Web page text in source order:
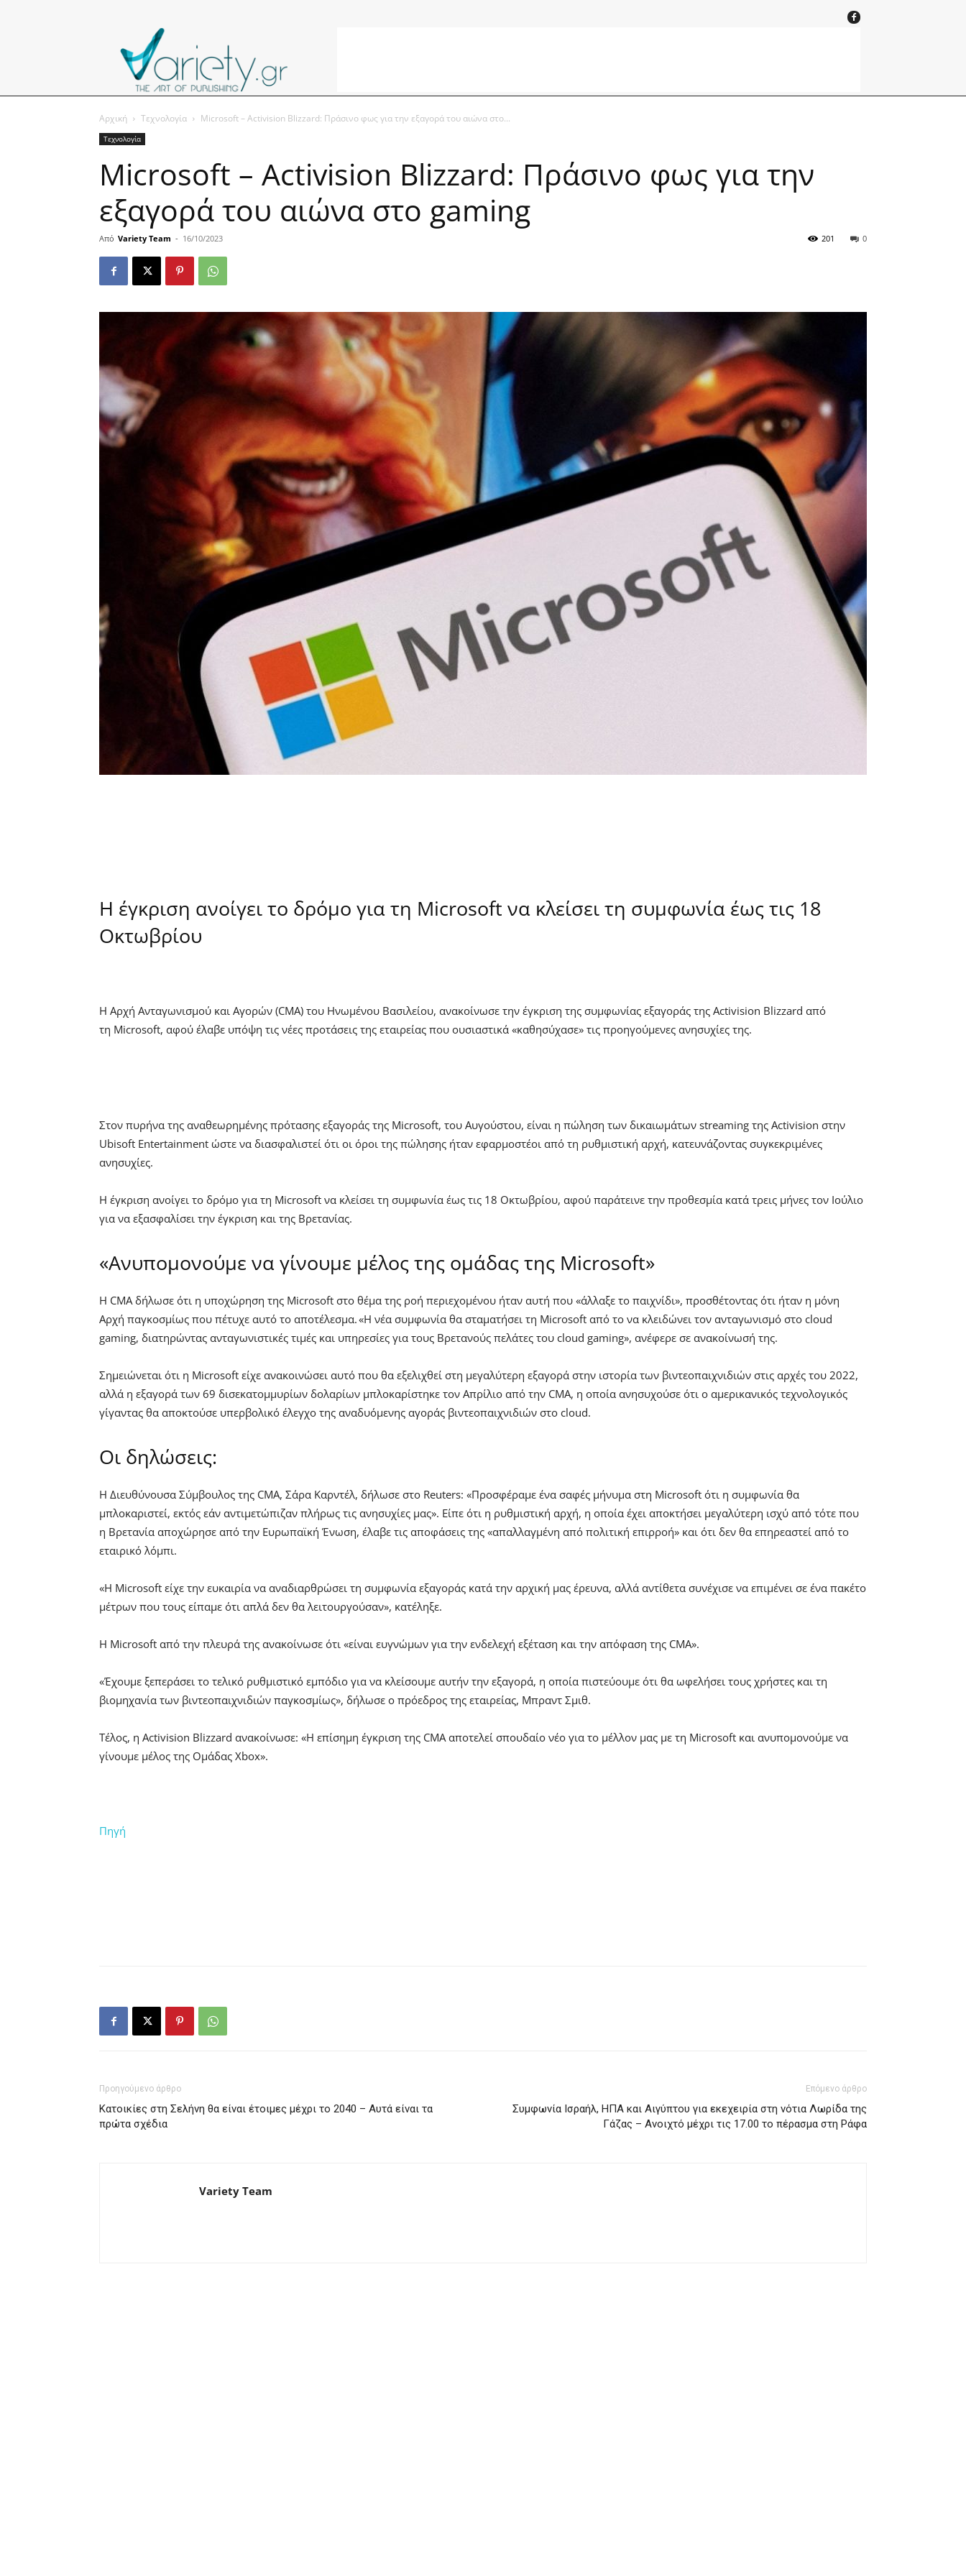
Αρχική Τεχνολογία Microsoft – Activision Blizzard: Πράσινο φως για την εξαγορά του αιώνα στο...
Τεχνολογία
Microsoft – Activision Blizzard: Πράσινο φως για την
εξαγορά του αιώνα στο gaming
Από Variety Team - 16/10/2023 0
201
Η έγκριση ανοίγει το δρόμο για τη Microsoft να κλείσει τη συμφωνία έως τις 18
Οκτωβρίου
Η Αρχή Ανταγωνισμού και Αγορών (CMA) του Ηνωμένου Βασιλείου, ανακοίνωσε την έγκριση της συμφωνίας εξαγοράς της Activision Blizzard από
τη Microsoft, αφού έλαβε υπόψη τις νέες προτάσεις της εταιρείας που ουσιαστικά «καθησύχασε» τις προηγούμενες ανησυχίες της.
Στον πυρήνα της αναθεωρημένης πρότασης εξαγοράς της Microsoft, του Αυγούστου, είναι η πώληση των δικαιωμάτων streaming της Activision στην
Ubisoft Entertainment ώστε να διασφαλιστεί ότι οι όροι της πώλησης ήταν εφαρμοστέοι από τη ρυθμιστική αρχή, κατευνάζοντας συγκεκριμένες
ανησυχίες.
Η έγκριση ανοίγει το δρόμο για τη Microsoft να κλείσει τη συμφωνία έως τις 18 Οκτωβρίου, αφού παράτεινε την προθεσμία κατά τρεις μήνες τον Ιούλιο
για να εξασφαλίσει την έγκριση και της Βρετανίας.
«Ανυπομονούμε να γίνουμε μέλος της ομάδας της Microsoft»
Η CMA δήλωσε ότι η υποχώρηση της Microsoft στο θέμα της ροή περιεχομένου ήταν αυτή που «άλλαξε το παιχνίδι», προσθέτοντας ότι ήταν η μόνη
Αρχή παγκοσμίως που πέτυχε αυτό το αποτέλεσμα. «Η νέα συμφωνία θα σταματήσει τη Microsoft από το να κλειδώνει τον ανταγωνισμό στο cloud
gaming, διατηρώντας ανταγωνιστικές τιμές και υπηρεσίες για τους Βρετανούς πελάτες του cloud gaming», ανέφερε σε ανακοίνωσή της.
Σημειώνεται ότι η Microsoft είχε ανακοινώσει αυτό που θα εξελιχθεί στη μεγαλύτερη εξαγορά στην ιστορία των βιντεοπαιχνιδιών στις αρχές του 2022,
αλλά η εξαγορά των 69 δισεκατομμυρίων δολαρίων μπλοκαρίστηκε τον Απρίλιο από την CMA, η οποία ανησυχούσε ότι ο αμερικανικός τεχνολογικός
γίγαντας θα αποκτούσε υπερβολικό έλεγχο της αναδυόμενης αγοράς βιντεοπαιχνιδιών στο cloud.
Οι δηλώσεις:
Η Διευθύνουσα Σύμβουλος της CMA, Σάρα Καρντέλ, δήλωσε στο Reuters: «Προσφέραμε ένα σαφές μήνυμα στη Microsoft ότι η συμφωνία θα
μπλοκαριστεί, εκτός εάν αντιμετώπιζαν πλήρως τις ανησυχίες μας». Είπε ότι η ρυθμιστική αρχή, η οποία έχει αποκτήσει μεγαλύτερη ισχύ από τότε που
η Βρετανία αποχώρησε από την Ευρωπαϊκή Ένωση, έλαβε τις αποφάσεις της «απαλλαγμένη από πολιτική επιρροή» και ότι δεν θα επηρεαστεί από το
εταιρικό λόμπι.
«Η Microsoft είχε την ευκαιρία να αναδιαρθρώσει τη συμφωνία εξαγοράς κατά την αρχική μας έρευνα, αλλά αντίθετα συνέχισε να επιμένει σε ένα πακέτο
μέτρων που τους είπαμε ότι απλά δεν θα λειτουργούσαν», κατέληξε.
Η Microsoft από την πλευρά της ανακοίνωσε ότι «είναι ευγνώμων για την ενδελεχή εξέταση και την απόφαση της CMA».
«Έχουμε ξεπεράσει το τελικό ρυθμιστικό εμπόδιο για να κλείσουμε αυτήν την εξαγορά, η οποία πιστεύουμε ότι θα ωφελήσει τους χρήστες και τη
βιομηχανία των βιντεοπαιχνιδιών παγκοσμίως», δήλωσε ο πρόεδρος της εταιρείας, Μπραντ Σμιθ.
Τέλος, η Activision Blizzard ανακοίνωσε: «Η επίσημη έγκριση της CMA αποτελεί σπουδαίο νέο για το μέλλον μας με τη Microsoft και ανυπομονούμε να
γίνουμε μέλος της Ομάδας Xbox».
Πηγή
Προηγούμενο άρθρο
Κατοικίες στη Σελήνη θα είναι έτοιμες μέχρι το 2040 – Αυτά είναι τα
πρώτα σχέδια
Επόμενο άρθρο
Συμφωνία Ισραήλ, ΗΠΑ και Αιγύπτου για εκεχειρία στη νότια Λωρίδα της
Γάζας – Ανοιχτό μέχρι τις 17.00 το πέρασμα στη Ράφα
Variety Team